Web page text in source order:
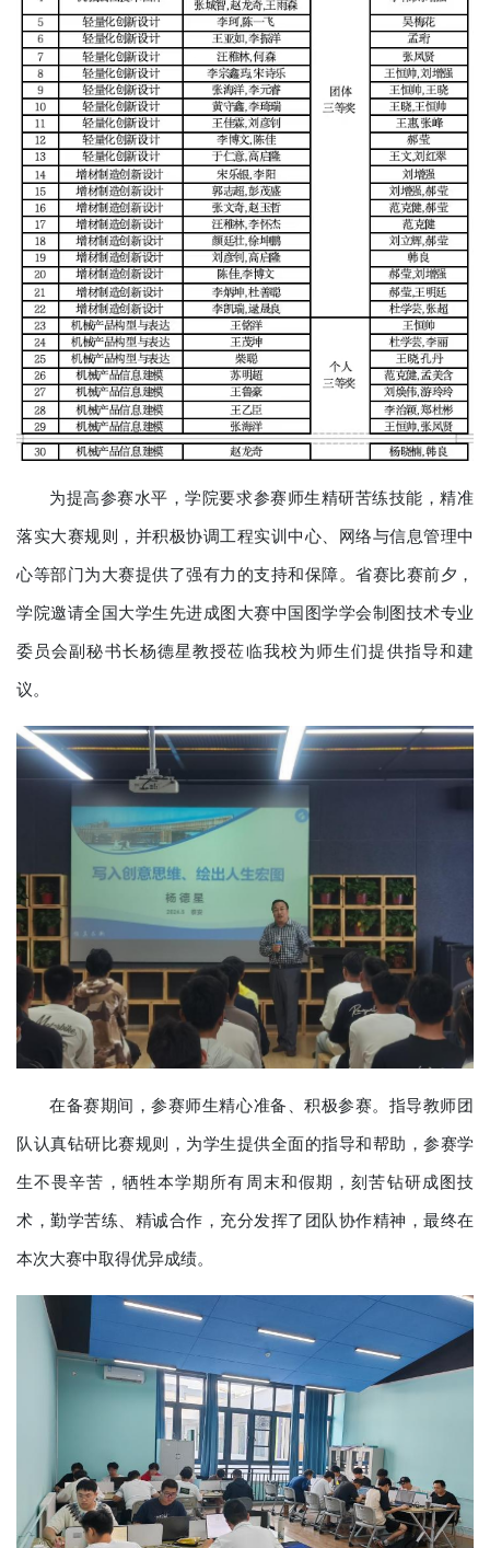
为提高参赛水平，学院要求参赛师生精研苦练技能，精准
落实大赛规则，并积极协调工程实训中心、网络与信息管理中
心等部门为大赛提供了强有力的支持和保障。省赛比赛前夕，
学院邀请全国大学生先进成图大赛中国图学学会制图技术专业
委员会副秘书长杨德星教授莅临我校为师生们提供指导和建
议。
在备赛期间，参赛师生精心准备、积极参赛。指导教师团
队认真钻研比赛规则，为学生提供全面的指导和帮助，参赛学
生不畏辛苦，牺牲本学期所有周末和假期，刻苦钻研成图技
术，勤学苦练、精诚合作，充分发挥了团队协作精神，最终在
本次大赛中取得优异成绩。